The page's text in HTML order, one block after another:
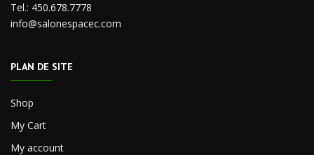
Tel.: 450.678.7778
info@salonespacec.com
PLAN DE SITE
Shop
My Cart
My account